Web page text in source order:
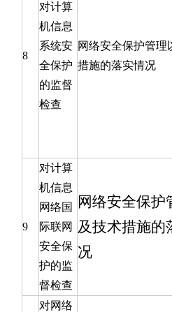
8
对计算
机信息
系统安
全保护
的监督
检查
网络安全保护管理
措施的落实情况
9
对计算
机信息
网络国
际联网
安全保
护的监
督检查
网络安全保护
及技术措施的
况
对网络